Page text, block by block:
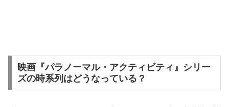
映画『パラノーマル・アクティビティ』シリー
ズの時系列はどうなっている？